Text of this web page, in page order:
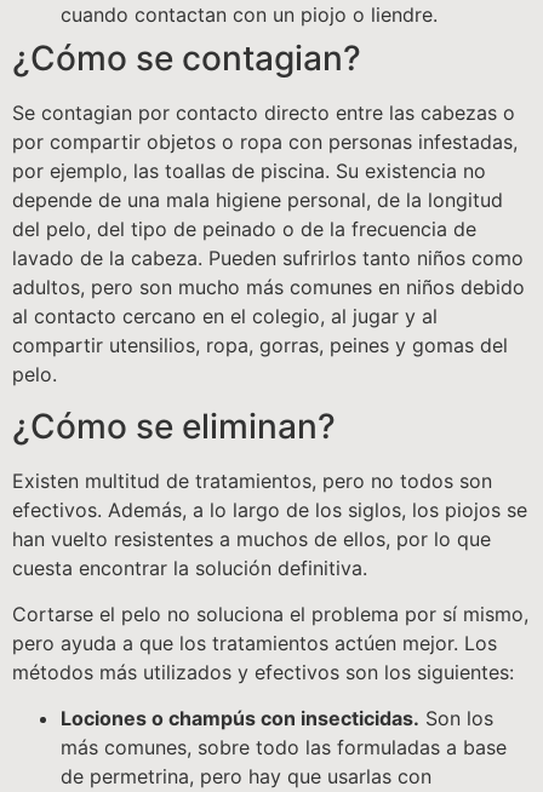
cuando contactan con un piojo o liendre.
¿Cómo se contagian?
Se contagian por contacto directo entre las cabezas o
por compartir objetos o ropa con personas infestadas,
por ejemplo, las toallas de piscina. Su existencia no
depende de una mala higiene personal, de la longitud
del pelo, del tipo de peinado o de la frecuencia de
lavado de la cabeza. Pueden sufrirlos tanto niños como
adultos, pero son mucho más comunes en niños debido
al contacto cercano en el colegio, al jugar y al
compartir utensilios, ropa, gorras, peines y gomas del
pelo.
¿Cómo se eliminan?
Existen multitud de tratamientos, pero no todos son
efectivos. Además, a lo largo de los siglos, los piojos se
han vuelto resistentes a muchos de ellos, por lo que
cuesta encontrar la solución definitiva.
Cortarse el pelo no soluciona el problema por sí mismo,
pero ayuda a que los tratamientos actúen mejor. Los
métodos más utilizados y efectivos son los siguientes:
Lociones o champús con insecticidas. Son los
más comunes, sobre todo las formuladas a base
de permetrina, pero hay que usarlas con